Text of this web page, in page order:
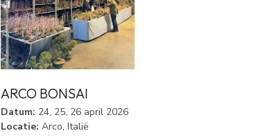
ARCO BONSAI
Datum: 24, 25, 26 april 2026
Locatie: Arco, Italië